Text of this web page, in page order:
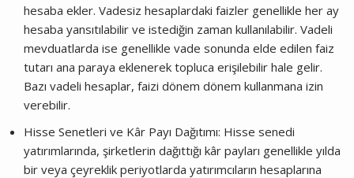
hesaba ekler. Vadesiz hesaplardaki faizler genellikle her ay
hesaba yansıtılabilir ve istediğin zaman kullanılabilir. Vadeli
mevduatlarda ise genellikle vade sonunda elde edilen faiz
tutarı ana paraya eklenerek topluca erişilebilir hale gelir.
Bazı vadeli hesaplar, faizi dönem dönem kullanmana izin
verebilir.
Hisse Senetleri ve Kâr Payı Dağıtımı: Hisse senedi
yatırımlarında, şirketlerin dağıttığı kâr payları genellikle yılda
bir veya çeyreklik periyotlarda yatırımcıların hesaplarına